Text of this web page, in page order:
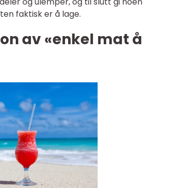
faktisk er å lage.
av «enkel mat å